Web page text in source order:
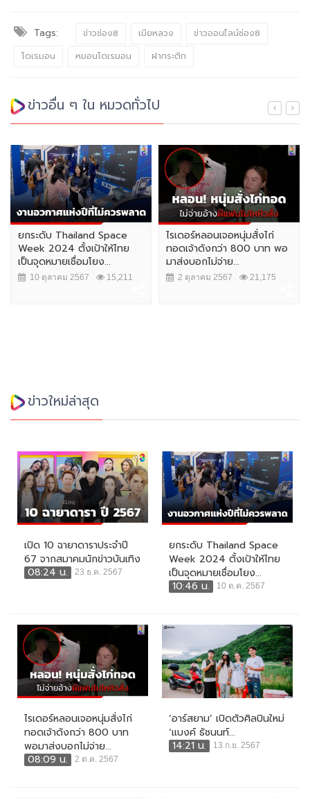
Tags: ข่าวช่อง8 เมียหลวง
ข่าวออนไลน์ช่อง8
โดเรมอน
หมอนโดเรมอน ฝากระติก
ข่าวอื่น ๆ ใน หมวดทั่วไป
ยกระดับ Thailand Space
Week 2024 ตั้งเป้าให้ไทย
เป็นจุดหมายเชื่อมโยง...
10 ตุลาคม 2567 15,211
ไรเดอร์หลอนเจอหนุ่มสั่งไก่
ทอดเจ้าดังกว่า 800 บาท พอ
มาส่งบอกไม่จ่าย...
2 ตุลาคม 2567 21,175
ข่าวใหม่ล่าสุด
เปิด 10 ฉายาดาราประจำปี
67 จากสมาคมนักข่าวบันเทิง
08:24 น.
23 ธ.ค. 2567
ยกระดับ Thailand Space
Week 2024 ตั้งเป้าให้ไทย
เป็นจุดหมายเชื่อมโยง...
10:46 น.
10 ต.ค. 2567
ไรเดอร์หลอนเจอหนุ่มสั่งไก่
ทอดเจ้าดังกว่า 800 บาท
พอมาส่งบอกไม่จ่าย...
08:09 น.
2 ต.ค. 2567
‘อาร์สยาม’ เปิดตัวศิลปินใหม่
‘แบงค์ ธัชนนท์...
14:21 น.
13 ก.ย. 2567